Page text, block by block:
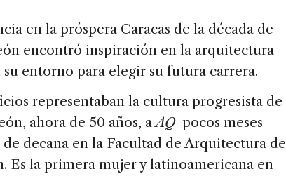
en la próspera Caracas de la década de
encontró inspiración en la arquitectura
entorno para elegir su futura carrera.
representaban la cultura progresista de
ahora de 50 años, aAQpocos meses
decana en la Facultad de Arquitectura de
Es la primera mujer y latinoamericana en